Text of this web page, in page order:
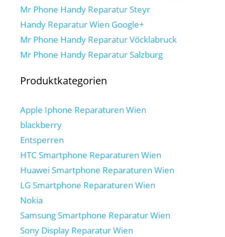
Mr Phone Handy Reparatur Steyr
Handy Reparatur Wien Google+
Mr Phone Handy Reparatur Vöcklabruck
Mr Phone Handy Reparatur Salzburg
Produktkategorien
Apple Iphone Reparaturen Wien
blackberry
Entsperren
HTC Smartphone Reparaturen Wien
Huawei Smartphone Reparaturen Wien
LG Smartphone Reparaturen Wien
Nokia
Samsung Smartphone Reparatur Wien
Sony Display Reparatur Wien